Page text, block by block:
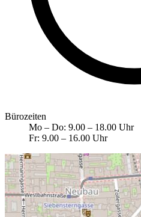
Bürozeiten
Mo – Do: 9.00 – 18.00 Uhr
Fr: 9.00 – 16.00 Uhr